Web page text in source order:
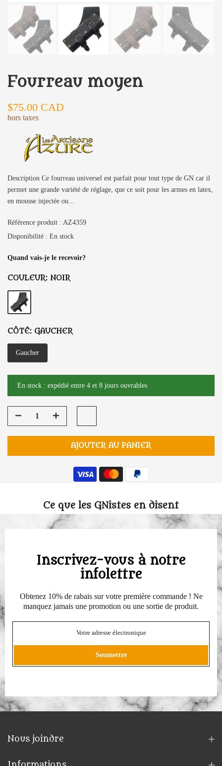
Fourreau moyen
$75.00 CAD
hors taxes
Description Ce fourreau universel est parfait pour tout type de GN car il
permet une grande variété de réglage, que ce soit pour les armes en latex,
en mousse injectée ou...
Référence produit : AZ4359
Disponibilité : En stock
Quand vais-je le recevoir?
COULEUR: NOIR
CÔTÉ: GAUCHER
Gaucher
En stock : expédié entre 4 et 8 jours ouvrables
AJOUTER AU PANIER
Ce que les GNistes en disent
Inscrivez-vous à notre
infolettre
Obtenez 10% de rabais sur votre première commande ! Ne
manquez jamais une promotion ou une sortie de produit.
Soumettre
Nous joindre